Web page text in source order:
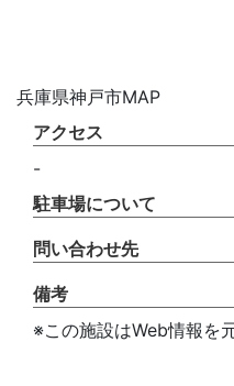
兵庫県神戸市MAP
アクセス
-
駐車場について
問い合わせ先
備考
※この施設はWeb情報を